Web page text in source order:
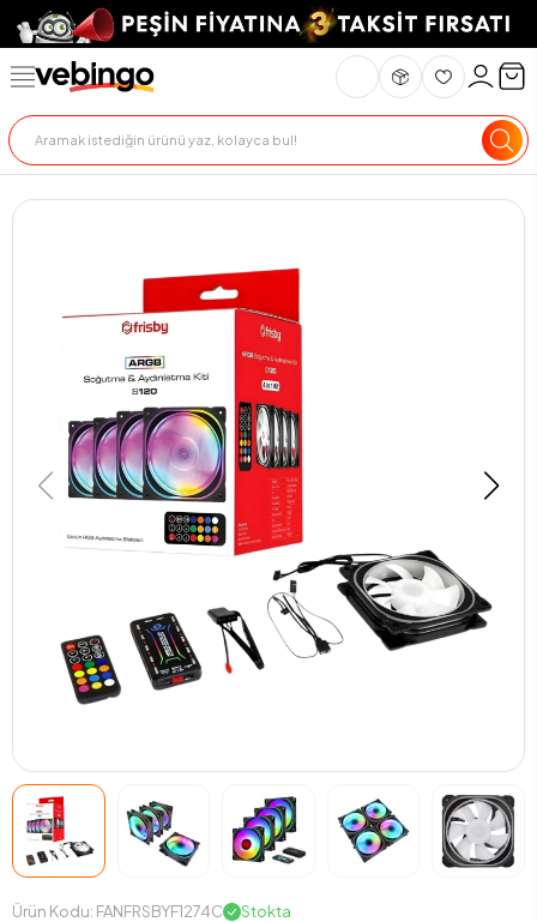
Ürün Kodu: FANFRSBYF1274C Stokta
Genel Bakış Ürün Açıklaması Teslimat Ve İade Ödeme